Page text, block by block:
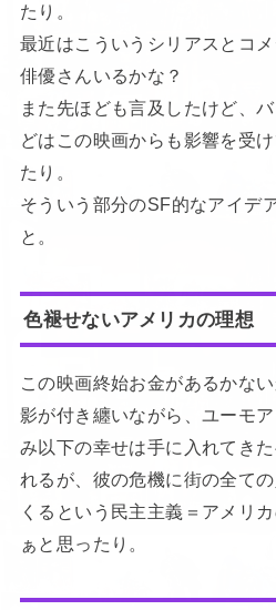
たり。
最近はこういうシリアスとコ
俳優さんいるかな？
また先ほども言及したけど、
どはこの映画からも影響を受
たり。
そういう部分のSF的なアイデ
と。
色褪せないアメリカの理想
この映画終始お金があるかな
影が付き纏いながら、ユーモ
み以下の幸せは手に入れてき
れるが、彼の危機に街の全て
くるという民主主義＝アメリ
ぁと思ったり。